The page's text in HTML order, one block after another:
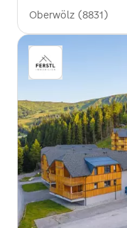
Oberwölz (8831)